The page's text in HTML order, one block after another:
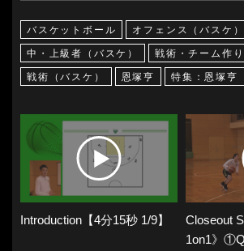
バスケットボール オフェンス（バスケ）
中・上級者（バスケ） 戦術・チーム作り
戦術（バスケ） 恩塚亨 特集：恩塚亨
Introduction【4分15秒 1/9】
Closeout
1on1》